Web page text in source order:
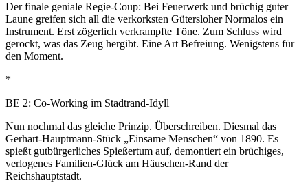
Der finale geniale Regie-Coup: Bei Feuerwerk und brüchig guter
Laune greifen sich all die verkorksten Gütersloher Normalos ein
Instrument. Erst zögerlich verkrampfte Töne. Zum Schluss wird
gerockt, was das Zeug hergibt. Eine Art Befreiung. Wenigstens für
den Moment.
*
BE 2: Co-Working im Stadtrand-Idyll
Nun nochmal das gleiche Prinzip. Überschreiben. Diesmal das
Gerhart-Hauptmann-Stück „Einsame Menschen“ von 1890. Es
spießt gutbürgerliches Spießertum auf, demontiert ein brüchiges,
verlogenes Familien-Glück am Häuschen-Rand der
Reichshauptstadt.